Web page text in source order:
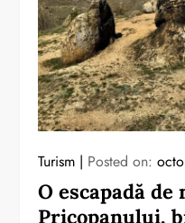
Turism Posted on:
O escapadă
Pricopanului,